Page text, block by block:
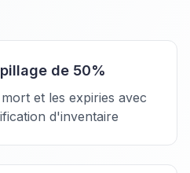
de 50%
et les expiries avec
d'inventaire